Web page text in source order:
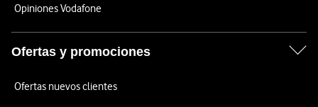
Opiniones Vodafone
Ofertas y promociones
Ofertas nuevos clientes